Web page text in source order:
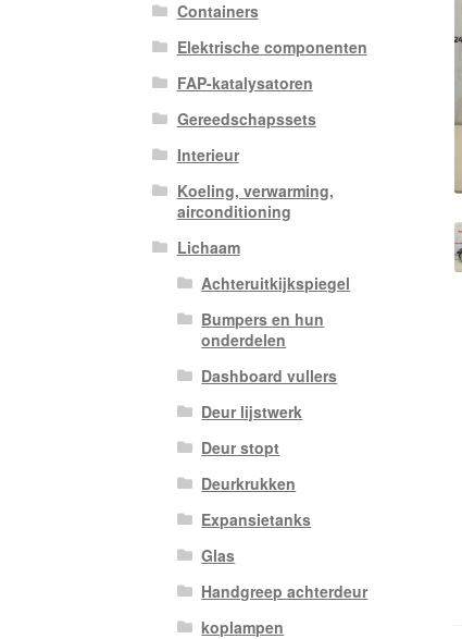
Containers
Elektrische componenten
FAP-katalysatoren
Gereedschapssets
Interieur
Koeling, verwarming,
airconditioning
Lichaam
Achteruitkijkspiegel
Bumpers en hun
onderdelen
Dashboard vullers
Deur lijstwerk
Deur stopt
Deurkrukken
Expansietanks
Glas
Handgreep achterdeur
koplampen